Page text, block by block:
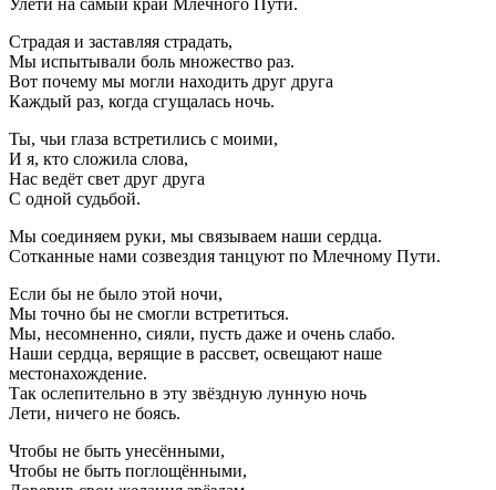
Улети на самый край Млечного Пути.
Страдая и заставляя страдать,
Мы испытывали боль множество раз.
Вот почему мы могли находить друг друга
Каждый раз, когда сгущалась ночь.
Ты, чьи глаза встретились с моими,
И я, кто сложила слова,
Нас ведёт свет друг друга
С одной судьбой.
Мы соединяем руки, мы связываем наши сердца.
Сотканные нами созвездия танцуют по Млечному Пути.
Если бы не было этой ночи,
Мы точно бы не смогли встретиться.
Мы, несомненно, сияли, пусть даже и очень слабо.
Наши сердца, верящие в рассвет, освещают наше
местонахождение.
Так ослепительно в эту звёздную лунную ночь
Лети, ничего не боясь.
Чтобы не быть унесёнными,
Чтобы не быть поглощёнными,